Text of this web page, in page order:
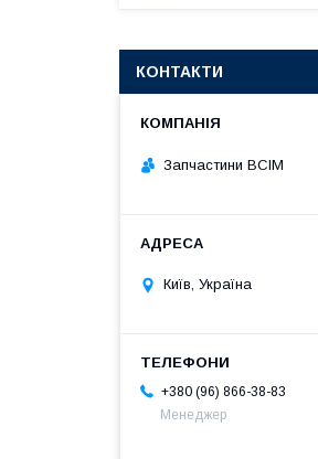
КОНТАКТИ
Запчастини ВСІМ
Київ, Україна
+380 (96) 866-38-83
Менеджер